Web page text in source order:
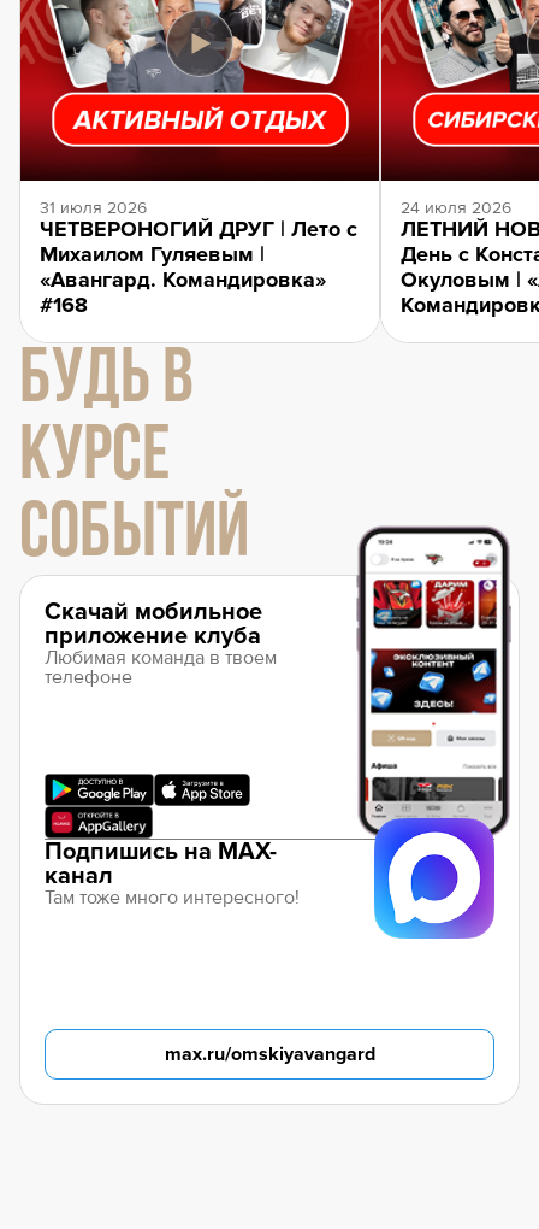
31 июля 2026
ЧЕТВЕРОНОГИЙ ДРУГ | Лето с
Михаилом Гуляевым |
«Авангард. Командировка»
#168
24 июля 2026
ЛЕТНИЙ
День с
Окуловым |
БУДЬ В
КУРСЕ
СОБЫТИЙ
Скачай мобильное
приложение клуба
Любимая команда в твоем
телефоне
Подпишись на MAX-
канал
Там тоже много интересного!
max.ru/omskiyavangard